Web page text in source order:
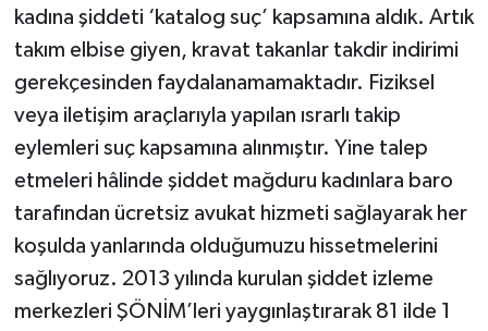
kadına şiddeti ‘katalog suç’ kapsamına aldık. Artık
takım elbise giyen, kravat takanlar takdir indirimi
gerekçesinden faydalanamamaktadır. Fiziksel
veya iletişim araçlarıyla yapılan ısrarlı takip
eylemleri suç kapsamına alınmıştır. Yine talep
etmeleri hâlinde şiddet mağduru kadınlara baro
tarafından ücretsiz avukat hizmeti sağlayarak her
koşulda yanlarında olduğumuzu hissetmelerini
sağlıyoruz. 2013 yılında kurulan şiddet izleme
merkezleri ŞÖNİM’leri yaygınlaştırarak 81 ilde 1